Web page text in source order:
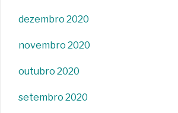
dezembro 2020
novembro 2020
outubro 2020
setembro 2020